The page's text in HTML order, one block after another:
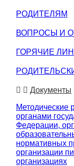
РОДИТЕЛЯМ
ВОПРОСЫ И
ГОРЯЧИЕ
Документы
Методические
органами
Федерации,
нормативных
организации
организациях